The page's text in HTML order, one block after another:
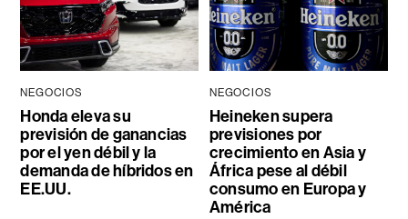
NEGOCIOS
Honda eleva su
previsión de ganancias
por el yen débil y la
demanda de híbridos en
EE.UU.
NEGOCIOS
Heineken supera
previsiones por
crecimiento en Asia y
África pese al débil
consumo en Europa y
América